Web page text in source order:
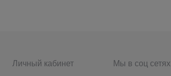
Личный кабинет Мы в соц сетях